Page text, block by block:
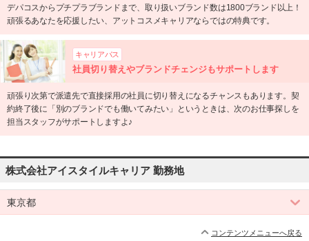
デパコスからプチプラブランドまで、取り扱いブランド数は1800ブランド以上！
頑張るあなたを応援したい、アットコスメキャリアならではの特典です。
キャリアパス
社員切り替えやブランドチェンジもサポートします
頑張り次第で派遣先で直接採用の社員に切り替えになるチャンスもあります。契
約終了後に「別のブランドでも働いてみたい」というときは、次のお仕事探しを
担当スタッフがサポートしますよ♪
株式会社アイスタイルキャリア 勤務地
東京都
コンテンツメニューへ戻る